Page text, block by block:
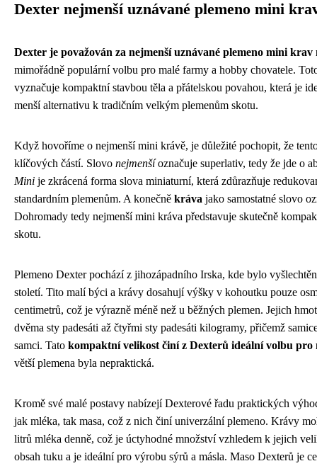
Dexter nejmenší uznávané plemeno mini
Dexter je považován za nejmenší uznávané plemeno mini krav
mimořádně populární volbu pro malé farmy a hobby chovatele.
vyznačuje kompaktní stavbou těla a přátelskou povahou, která je
menší alternativu k tradičním velkým plemenům skotu.
Když hovoříme o nejmenší mini krávě, je důležité pochopit, že
klíčových částí. Slovo nejmenšíoznačuje superlativ, tedy že jde o
Mini je zkrácená forma slova miniaturní, která zdůrazňuje
standardním plemenům. A konečně kráva jako samostatné slovo
Dohromady tedy nejmenší mini kráva představuje skutečně
skotu.
Plemeno Dexter pochází z jihozápadního Irska, kde bylo
století. Tito malí býci a krávy dosahují výšky v kohoutku pouze
centimetrů, což je výrazně méně než u běžných plemen. Jejich
dvěma sty padesáti až čtyřmi sty padesáti kilogramy, přičemž
samci. Tato kompaktní velikost činí z Dexterů ideální volbu pro
větší plemena byla nepraktická.
Kromě své malé postavy nabízejí Dexterové řadu praktických
jak mléka, tak masa, což z nich činí univerzální plemeno. Krávy
litrů mléka denně, což je úctyhodné množství vzhledem k jejich
obsah tuku a je ideální pro výrobu sýrů a másla. Maso Dexterů je